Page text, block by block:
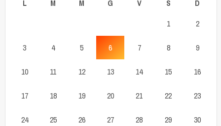
L M M G V S D
1 2
3 4 5 6 7 8 9
10 11 12 13 14 15 16
17 18 19 20 21 22 23
24 25 26 27 28 29 30